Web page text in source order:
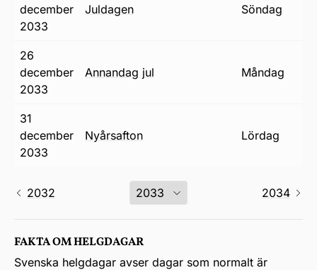
december
2033
juldagen söndag
26
december
2033
annandag jul måndag
31
december
2033
nyårsafton lördag
2032 2034
FAKTA OM HELGDAGAR
Svenska helgdagar avser dagar som normalt är